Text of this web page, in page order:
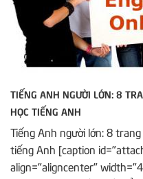
TIẾNG ANH NGƯỜI LỚN: 8
HỌC TIẾNG ANH
Tiếng Anh người lớn: 8
tiếng Anh [caption
align="aligncenter"